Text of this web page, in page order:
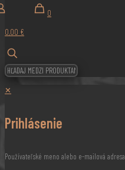
0
0,00 €
✕
Prihlásenie
Používateľské meno alebo e-mailová adresa